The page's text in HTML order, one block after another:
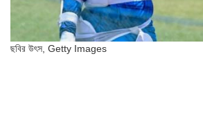
ছবির উৎস, Getty Images